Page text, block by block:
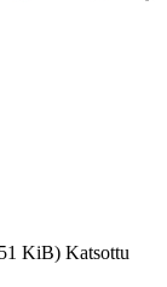
KiB) Katsottu